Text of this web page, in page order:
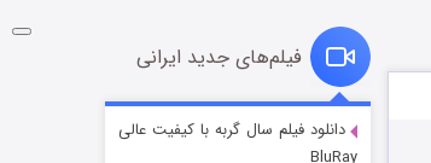
شکست استوارت در نجات جهان
فیلم‌های جدید ایرانی
دانلود فیلم سال گربه با کیفیت عالی
BluRay